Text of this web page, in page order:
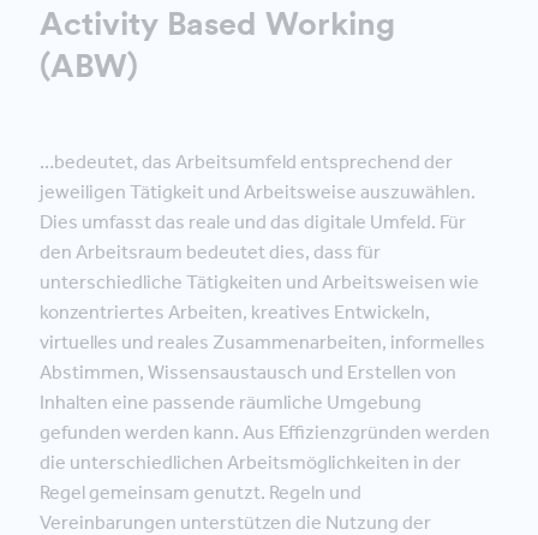
Activity Based Working
(ABW)
…bedeutet, das Arbeitsumfeld entsprechend der
jeweiligen Tätigkeit und Arbeitsweise auszuwählen.
Dies umfasst das reale und das digitale Umfeld. Für
den Arbeitsraum bedeutet dies, dass für
unterschiedliche Tätigkeiten und Arbeitsweisen wie
konzentriertes Arbeiten, kreatives Entwickeln,
virtuelles und reales Zusammenarbeiten, informelles
Abstimmen, Wissensaustausch und Erstellen von
Inhalten eine passende räumliche Umgebung
gefunden werden kann. Aus Effizienzgründen werden
die unterschiedlichen Arbeitsmöglichkeiten in der
Regel gemeinsam genutzt. Regeln und
Vereinbarungen unterstützen die Nutzung der